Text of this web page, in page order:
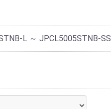
L ～ JPCL5005STNB-SS